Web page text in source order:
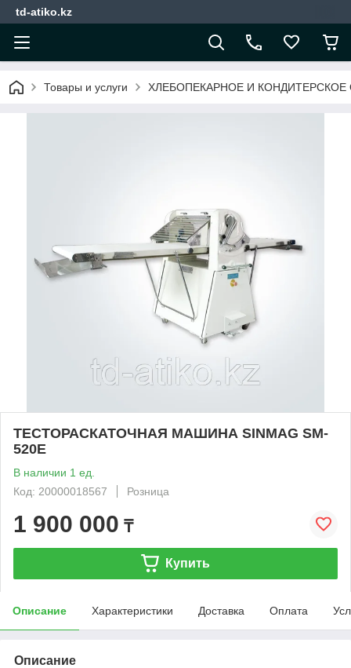
td-atiko.kz
Товары и услуги ХЛЕБОПЕКАРНОЕ И
ТЕСТОРАСКАТОЧНАЯ МАШИНА SINMAG SM-
520E
В наличии 1 ед.
Код: 20000018567
Розница
1 900 000 ₸
Купить
Описание Характеристики Доставка Оплата
Описание